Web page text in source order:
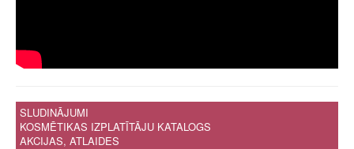
SLUDINĀJUMI
KOSMĒTIKAS IZPLATĪTĀJU KATALOGS
AKCIJAS, ATLAIDES